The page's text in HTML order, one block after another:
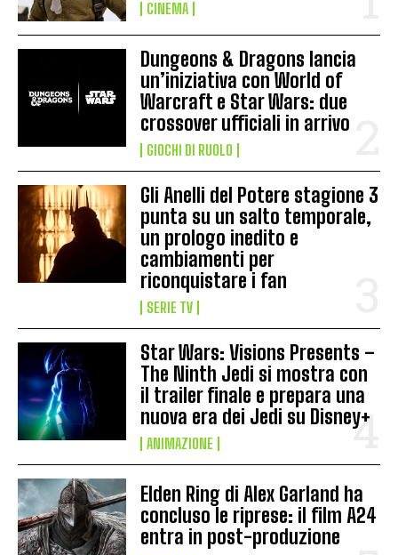
CINEMA
Dungeons & Dragons lancia
un’iniziativa con World of
Warcraft e Star Wars: due
crossover ufficiali in arrivo
GIOCHI DI RUOLO
Gli Anelli del Potere stagione 3
punta su un salto temporale,
un prologo inedito e
cambiamenti per
riconquistare i fan
SERIE TV
Star Wars: Visions Presents –
The Ninth Jedi si mostra con
il trailer finale e prepara una
nuova era dei Jedi su Disney+
ANIMAZIONE
Elden Ring di Alex Garland ha
concluso le riprese: il film A24
entra in post-produzione